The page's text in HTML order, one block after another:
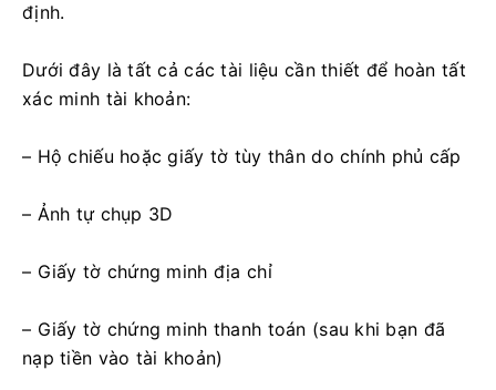
định.
Dưới đây là tất cả các tài liệu cần thiết để hoàn tất
xác minh tài khoản:
– Hộ chiếu hoặc giấy tờ tùy thân do chính phủ cấp
– Ảnh tự chụp 3D
– Giấy tờ chứng minh địa chỉ
– Giấy tờ chứng minh thanh toán (sau khi bạn đã
nạp tiền vào tài khoản)